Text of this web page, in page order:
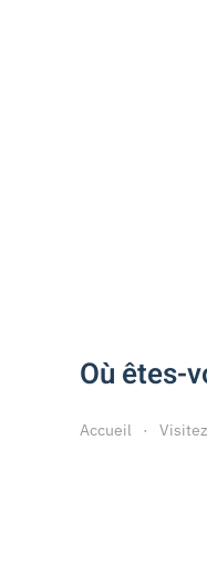
Où êtes-
Accueil